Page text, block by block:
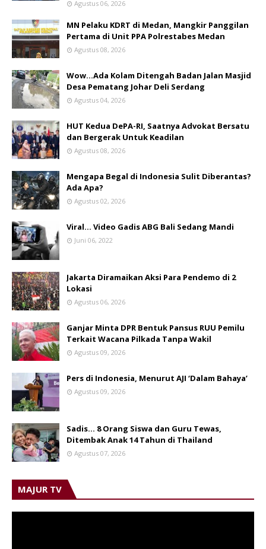
Agustus 06, 2026
MN Pelaku KDRT di Medan, Mangkir Panggilan
Pertama di Unit PPA Polrestabes Medan
Agustus 08, 2026
Wow...Ada Kolam Ditengah Badan Jalan Masjid
Desa Pematang Johar Deli Serdang
Agustus 04, 2026
HUT Kedua DePA-RI, Saatnya Advokat Bersatu
dan Bergerak Untuk Keadilan
Agustus 08, 2026
Mengapa Begal di Indonesia Sulit Diberantas?
Ada Apa?
Agustus 02, 2026
Viral... Video Gadis ABG Bali Sedang Mandi
Juni 06, 2022
Jakarta Diramaikan Aksi Para Pendemo di 2
Lokasi
Agustus 06, 2026
Ganjar Minta DPR Bentuk Pansus RUU Pemilu
Terkait Wacana Pilkada Tanpa Wakil
Agustus 09, 2026
Pers di Indonesia, Menurut AJI ‘Dalam Bahaya’
Agustus 09, 2026
Sadis… 8 Orang Siswa dan Guru Tewas,
Ditembak Anak 14 Tahun di Thailand
Agustus 07, 2026
MAJUR TV